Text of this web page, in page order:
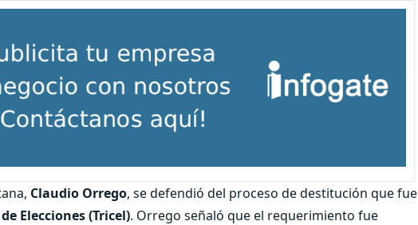
Claudio Orrego, se defendió del proceso de destitución que fue
Elecciones (Tricel). Orrego señaló que el requerimiento fue